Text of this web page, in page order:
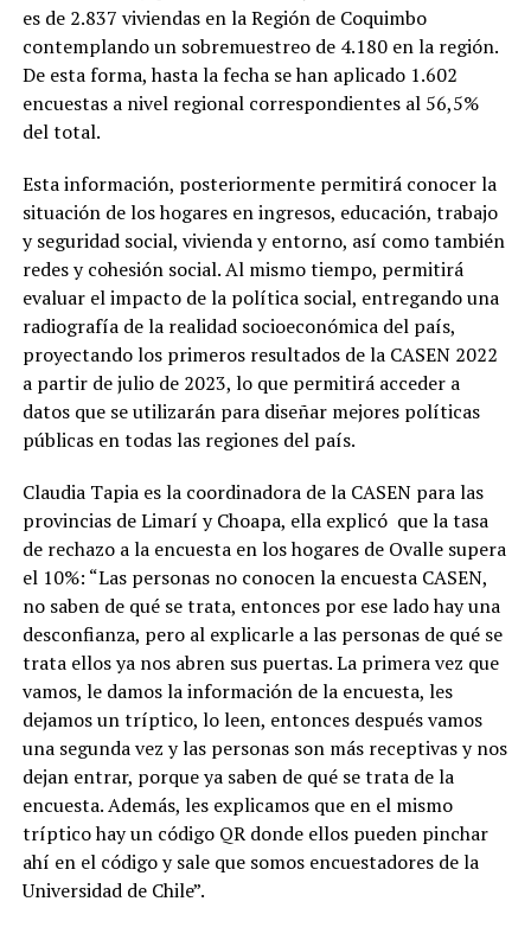
es de 2.837 viviendas en la Región de Coquimbo
contemplando un sobremuestreo de 4.180 en la región.
De esta forma, hasta la fecha se han aplicado 1.602
encuestas a nivel regional correspondientes al 56,5%
del total.
Esta información, posteriormente permitirá conocer la
situación de los hogares en ingresos, educación, trabajo
y seguridad social, vivienda y entorno, así como también
redes y cohesión social. Al mismo tiempo, permitirá
evaluar el impacto de la política social, entregando una
radiografía de la realidad socioeconómica del país,
proyectando los primeros resultados de la CASEN 2022
a partir de julio de 2023, lo que permitirá acceder a
datos que se utilizarán para diseñar mejores políticas
públicas en todas las regiones del país.
Claudia Tapia es la coordinadora de la CASEN para las
provincias de Limarí y Choapa, ella explicó que la tasa
de rechazo a la encuesta en los hogares de Ovalle supera
el 10%: “Las personas no conocen la encuesta CASEN,
no saben de qué se trata, entonces por ese lado hay una
desconfianza, pero al explicarle a las personas de qué se
trata ellos ya nos abren sus puertas. La primera vez que
vamos, le damos la información de la encuesta, les
dejamos un tríptico, lo leen, entonces después vamos
una segunda vez y las personas son más receptivas y nos
dejan entrar, porque ya saben de qué se trata de la
encuesta. Además, les explicamos que en el mismo
tríptico hay un código QR donde ellos pueden pinchar
ahí en el código y sale que somos encuestadores de la
Universidad de Chile”.